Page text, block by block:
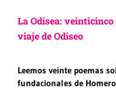
La Odisea:
viaje de Odiseo
Leemos veinte poemas
fundacionales de